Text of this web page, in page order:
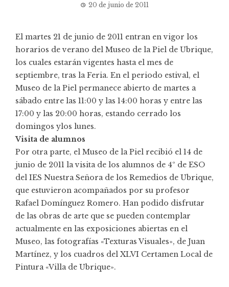
20 de junio de 2011
El martes 21 de junio de 2011 entran en vigor los
horarios de verano del Museo de la Piel de Ubrique,
los cuales estarán vigentes hasta el mes de
septiembre, tras la Feria. En el periodo estival, el
Museo de la Piel permanece abierto de martes a
sábado entre las 11:00 y las 14:00 horas y entre las
17:00 y las 20:00 horas, estando cerrado los
domingos ylos lunes.
Visita de alumnos
Por otra parte, el Museo de la Piel recibió el 14 de
junio de 2011 la visita de los alumnos de 4º de ESO
del IES Nuestra Señora de los Remedios de Ubrique,
que estuvieron acompañados por su profesor
Rafael Domínguez Romero. Han podido disfrutar
de las obras de arte que se pueden contemplar
actualmente en las exposiciones abiertas en el
Museo, las fotografías «Texturas Visuales», de Juan
Martínez, y los cuadros del XLVI Certamen Local de
Pintura «Villa de Ubrique».